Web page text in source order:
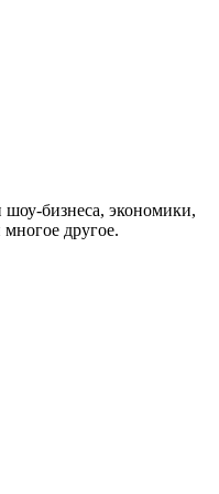
бизнеса, экономики,
другое.